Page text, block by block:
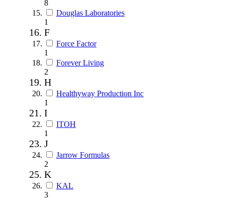
8
Douglas Laboratories
1
F
Force Factor
1
Forever Living
2
H
Healthyway Production Inc
1
I
ITOH
1
J
Jarrow Formulas
2
K
KAL
3